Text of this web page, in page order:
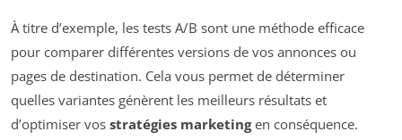
À titre d’exemple, les tests A/B sont une méthode efficace
pour comparer différentes versions de vos annonces ou
pages de destination. Cela vous permet de déterminer
quelles variantes génèrent les meilleurs résultats et
d’optimiser vos stratégies marketingen conséquence.